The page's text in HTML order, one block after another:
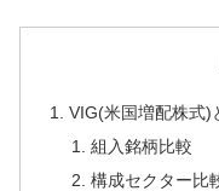
VIG(米国増配株式)
組入銘柄比較
構成セクター比